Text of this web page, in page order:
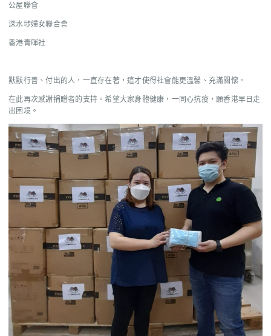
公屋聯會
深水埗婦女聯合會
香港青暉社
默默行善、付出的人，一直存在著，這才使得社會能更溫馨、充滿關懷。
在此再次感謝捐贈者的支持。希望大家身體健康，一同心抗疫，願香港早日走
出困境。